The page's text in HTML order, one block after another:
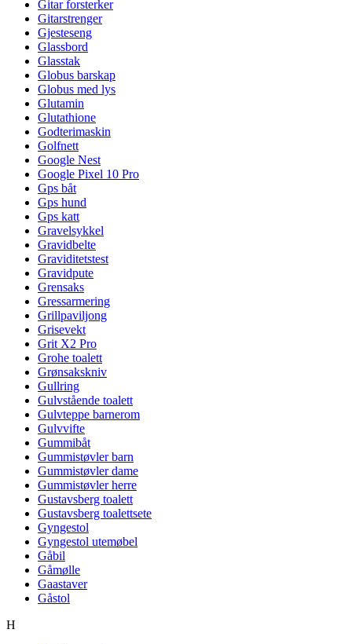
Gitar forsterker
Gitarstrenger
Gjesteseng
Glassbord
Glasstak
Globus barskap
Globus med lys
Glutamin
Glutathione
Godterimaskin
Golfnett
Google Nest
Google Pixel 10 Pro
Gps båt
Gps hund
Gps katt
Gravelsykkel
Gravidbelte
Graviditetstest
Gravidpute
Grensaks
Gressarmering
Grillpaviljong
Grisevekt
Grit X2 Pro
Grohe toalett
Grønsakskniv
Gullring
Gulvstående toalett
Gulvteppe barnerom
Gulvvifte
Gummibåt
Gummistøvler barn
Gummistøvler dame
Gummistøvler herre
Gustavsberg toalett
Gustavsberg toalettsete
Gyngestol
Gyngestol utemøbel
Gåbil
Gåmølle
Gaastaver
Gåstol
H